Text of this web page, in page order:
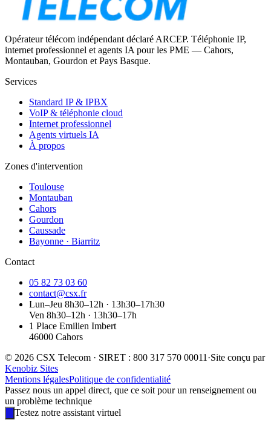
Opérateur télécom indépendant déclaré ARCEP. Téléphonie IP,
internet professionnel et agents IA pour les PME — Cahors,
Montauban, Gourdon et Pays Basque.
Services
Standard IP & IPBX
VoIP & téléphonie cloud
Internet professionnel
Agents virtuels IA
À propos
Zones d'intervention
Toulouse
Montauban
Cahors
Gourdon
Caussade
Bayonne · Biarritz
Contact
05 82 73 03 60
contact@csx.fr
Lun–Jeu 8h30–12h · 13h30–17h30
Ven 8h30–12h · 13h30–17h
1 Place Emilien Imbert
46000 Cahors
© 2026 CSX Telecom · SIRET : 800 317 570 00011 ·Site conçu par
Kenobiz Sites
Mentions légalesPolitique de confidentialité
Passez nous un appel direct, que ce soit pour un renseignement ou
un problème technique
Testez notre assistant virtuel